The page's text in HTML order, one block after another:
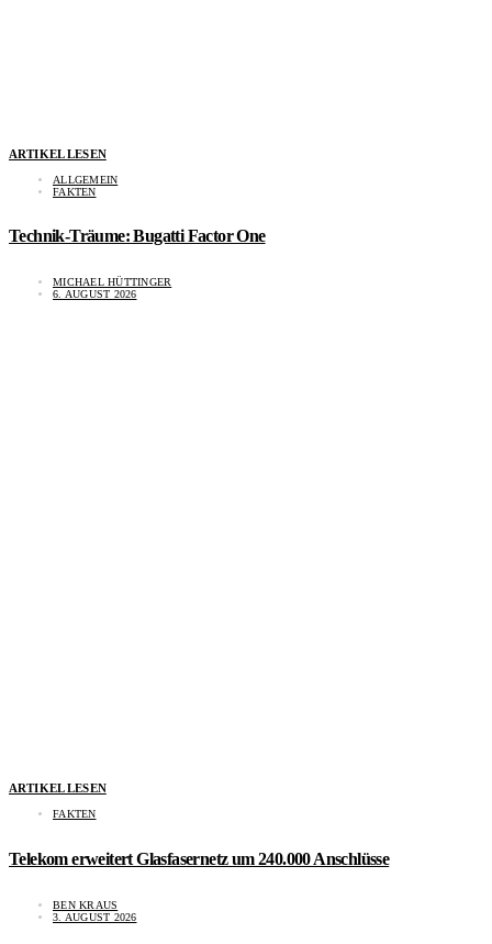
ARTIKEL LESEN
ALLGEMEIN
FAKTEN
Technik-Träume: Bugatti Factor One
MICHAEL HÜTTINGER
6. AUGUST 2026
ARTIKEL LESEN
FAKTEN
Telekom erweitert Glasfasernetz um 240.000 Anschlüsse
BEN KRAUS
3. AUGUST 2026